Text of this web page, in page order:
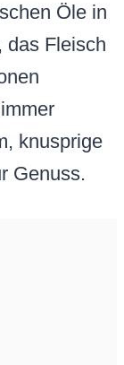
Öle in
das Fleisch
knusprige
Genuss.